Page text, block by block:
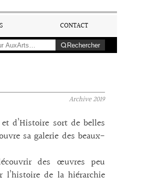
CONTACT
Rechercher
Archive2019
d’Histoire sort de belles
sa galerie des beaux-
des œuvres peu
l’histoire de la hiérarchie